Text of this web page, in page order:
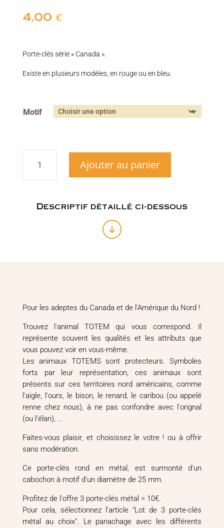
4,00 €
Porte-clés série « Canada ».
Existe en plusieurs modèles, en rouge ou en bleu.
Motif
clé
Animaux
TOTEM
Ajouter au panier
Descriptif détaillé ci-dessous
Pour les adeptes du Canada et de l'Amérique du Nord !
Trouvez l'animal TOTEM qui vous correspond. Il
représente souvent les qualités et les attributs que
vous pouvez voir en vous-même.
Les animaux TOTEMS sont protecteurs. Symboles
forts par leur représentation, ces animaux sont
présents sur ces territoires nord américains, comme
l'aigle, l'ours, le bison, le renard, le caribou (ou appelé
renne chez nous), à ne pas confondre avec l'orignal
(ou l'élan), ...
Faites-vous plaisir, et choisissez le votre ! ou à offrir
sans modération.
Ce porte-clés rond en métal, est surmonté d'un
cabochon à motif d'un diamètre de 25 mm.
Profitez de l'offre 3 porte-clés métal = 10€.
Pour cela, sélectionnez l'article "Lot de 3 porte-clés
métal au choix". Le panachage avec les différents